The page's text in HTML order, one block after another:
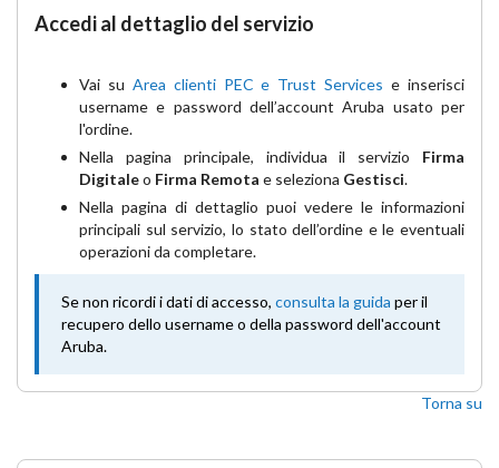
Accedi al dettaglio del servizio
Vai su Area clienti PEC e Trust Services e inserisci
username e password dell’account Aruba usato per
l'ordine.
Nella pagina principale, individua il servizio Firma
Digitaleo Firma Remota e seleziona Gestisci.
Nella pagina di dettaglio puoi vedere le informazioni
principali sul servizio, lo stato dell’ordine e le eventuali
operazioni da completare.
Se non ricordi i dati di accesso, consulta la guida per il
recupero dello username o della password dell'account
Aruba.
Torna su